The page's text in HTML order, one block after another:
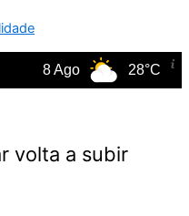
8 Ago 28°C
volta a subir